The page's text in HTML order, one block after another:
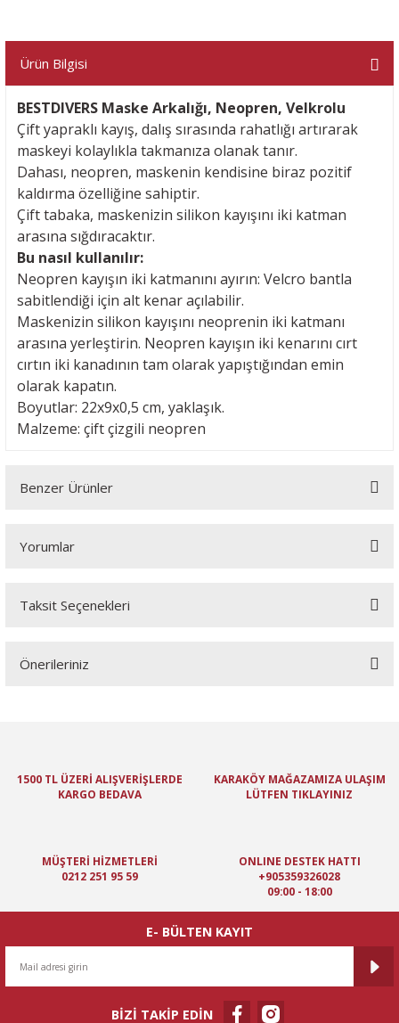
Ürün Bilgisi
BESTDIVERS Maske Arkalığı, Neopren, Velkrolu
Çift yapraklı kayış, dalış sırasında rahatlığı artırarak
maskeyi kolaylıkla takmanıza olanak tanır.
Dahası, neopren, maskenin kendisine biraz pozitif
kaldırma özelliğine sahiptir.
Çift tabaka, maskenizin silikon kayışını iki katman
arasına sığdıracaktır.
Bu nasıl kullanılır:
Neopren kayışın iki katmanını ayırın: Velcro bantla
sabitlendiği için alt kenar açılabilir.
Maskenizin silikon kayışını neoprenin iki katmanı
arasına yerleştirin. Neopren kayışın iki kenarını cırt
cırtın iki kanadının tam olarak yapıştığından emin
olarak kapatın.
Boyutlar: 22x9x0,5 cm, yaklaşık.
Malzeme: çift çizgili neopren
Benzer Ürünler
Yorumlar
Taksit Seçenekleri
Önerileriniz
Ürün resmi kalitesiz, bozuk veya görüntülenemiyor.
Ürün bilgilerinde hatalar bulunuyor.
Ürün fiyatı diğer sitelerden daha pahalı.
Gönder
1500 TL ÜZERİ ALIŞVERİŞLERDE
KARGO BEDAVA
KARAKÖY MAĞAZAMIZA ULAŞIM
LÜTFEN TIKLAYINIZ
MÜŞTERİ HİZMETLERİ
0212 251 95 59
ONLINE DESTEK HATTI
+905359326028
09:00 - 18:00
E- BÜLTEN KAYIT
BİZİ TAKİP EDİN